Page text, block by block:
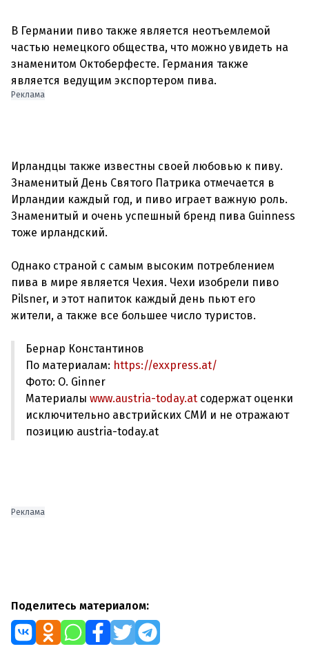
В Германии пиво также является неотъемлемой
частью немецкого общества, что можно увидеть на
знаменитом Октоберфесте. Германия также
Реклама
Ирландцы также известны своей любовью к пиву.
Знаменитый День Святого Патрика отмечается в
Ирландии каждый год, и пиво играет важную роль.
Знаменитый и очень успешный бренд пива Guinness
тоже ирландский.
Однако страной с самым высоким потреблением
пива в мире является Чехия. Чехи изобрели пиво
Pilsner, и этот напиток каждый день пьют его
Бернар Константинов
По материалам: https://exxpress.at/
Фото: O. Ginner
Материалы www.austria-today.at содержат оценки
исключительно австрийских СМИ и не отражают
позицию austria-today.at
Реклама
Поделитесь материалом: